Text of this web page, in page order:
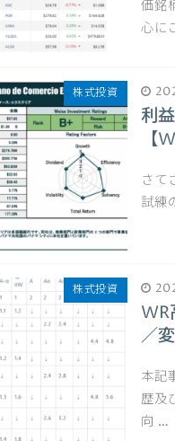
価銘
心に
株式投資
利
【
さて
試練
株式投資
WR
／
本記
歴及
向 …